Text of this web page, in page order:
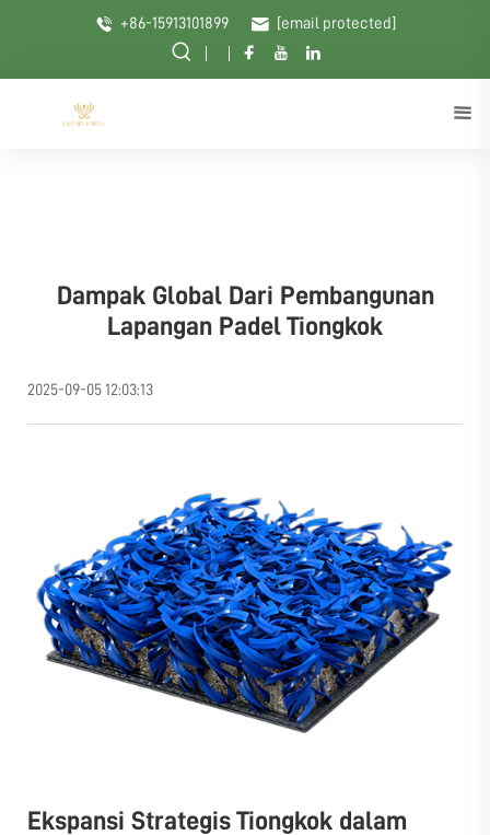
+86-15913101899 [email protected]
Dampak Global Dari Pembangunan
Lapangan Padel Tiongkok
2025-09-05 12:03:13
Ekspansi Strategis Tiongkok dalam